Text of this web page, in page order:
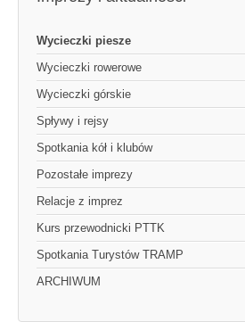
Wycieczki piesze
Wycieczki rowerowe
Wycieczki górskie
Spływy i rejsy
Spotkania kół i klubów
Pozostałe imprezy
Relacje z imprez
Kurs przewodnicki PTTK
Spotkania Turystów TRAMP
ARCHIWUM